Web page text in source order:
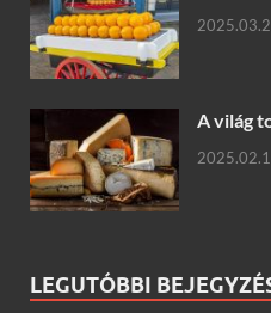
A világ
LEGUTÓBBI